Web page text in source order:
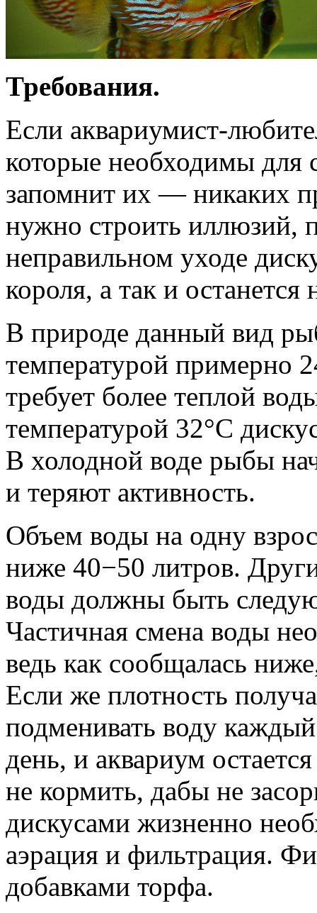
Требования.
Если аквариумист-
которые необходимы для
запомнит их — никаких
нужно строить иллюзий,
неправильном уходе
короля, а так и
В природе данный вид
температурой примерно
требует более теплой
температурой 32°С
В холодной воде рыбы
и теряют активность.
Объем воды на одну
ниже 40−50 литров.
воды должны быть
Частичная смена воды
ведь как сообщалась
Если же плотность
подменивать воду
день, и аквариум
не кормить, дабы не
дискусами жизненно
аэрация и фильтрация.
добавками торфа.